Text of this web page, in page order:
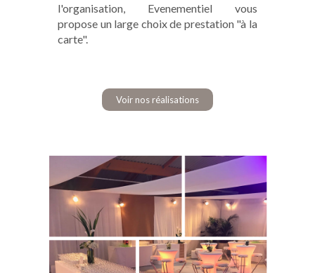
l'organisation, Evenementiel vous
propose un large choix de prestation "à la
carte".
Voir nos réalisations